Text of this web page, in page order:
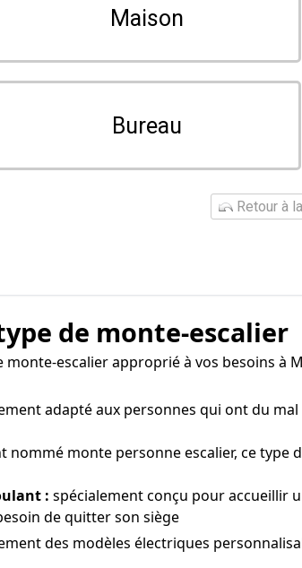
Maison
Bureau
Retour à
de monte-escalier
escalier approprié à vos besoins
adapté aux personnes qui ont du
nommé monte personne escalier, ce
: spécialement conçu pour accueillir
de quitter son siège
des modèles électriques